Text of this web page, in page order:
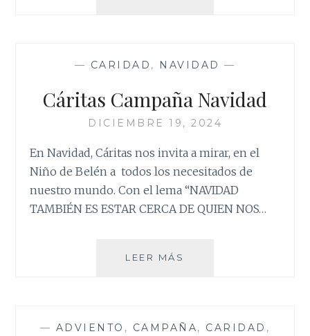
«BROTES
ESPERANZA»
— CARIDAD , NAVIDAD —
Cáritas Campaña Navidad
DICIEMBRE 19, 2024
En Navidad, Cáritas nos invita a mirar, en el
Niño de Belén a todos los necesitados de
nuestro mundo. Con el lema “NAVIDAD
TAMBIÉN ES ESTAR CERCA DE QUIEN NOS…
LEER MÁS
— ADVIENTO , CAMPAÑA, CARIDAD ,